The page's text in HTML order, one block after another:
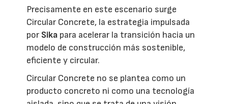
Precisamente en este escenario surge
Circular Concrete, la estrategia impulsada
por Sika para acelerar la transición hacia un
modelo de construcción más sostenible,
eficiente y circular.
Circular Concrete no se plantea como un
producto concreto ni como una tecnología